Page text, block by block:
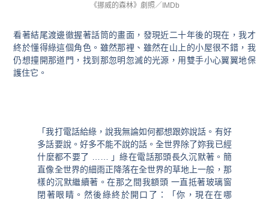
《挪威的森林》劇照／IMDb
看著結尾渡邊徹握著話筒的畫面，發現近二十年後的現在，我才
終於懂得綠這個角色。雖然那裡、雖然在山上的小屋很不錯，我
仍想撞開那道門，找到那忽明忽滅的光源，用雙手小心翼翼地保
護住它。
「我打電話給綠，說我無論如何都想跟妳說話。有好
多話要說。好多不能不說的話。全世界除了妳我已經
什麼都不要了 …… 」綠在電話那頭長久沉默著。簡
直像全世界的細雨正降落在全世界的草地上一般，那
樣的沉默繼續著。在那之間我額頭 一直抵著玻璃窗
閉著眼睛。然後綠終於開口了：「你，現在在哪